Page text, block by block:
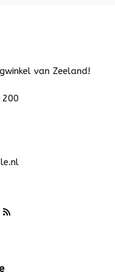
van Zeeland!
200